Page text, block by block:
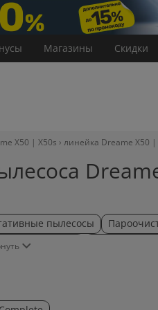
Магазины Скидки
X50 | X50s линейка Dreame X50 |
пылесосы
пылесосов